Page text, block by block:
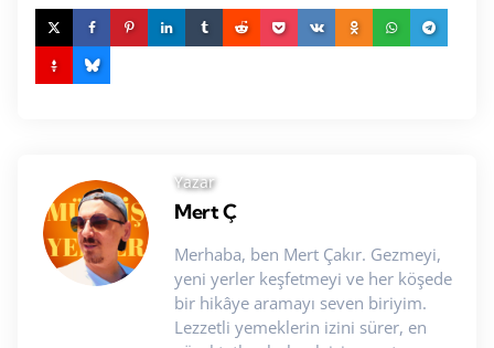
Yazar
Mert Ç
Merhaba, ben Mert Çakır. Gezmeyi,
yeni yerler keşfetmeyi ve her köşede
bir hikâye aramayı seven biriyim.
Lezzetli yemeklerin izini sürer, en